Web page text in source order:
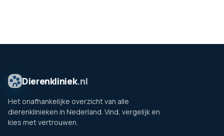
Dierenkliniek.nl
Het onafhankelijke overzicht van alle
dierenklinieken in Nederland. Vind, vergelijk en
kies met vertrouwen.